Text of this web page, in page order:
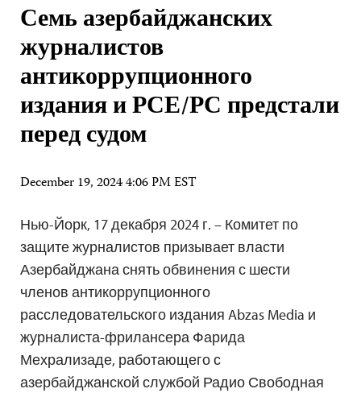
Семь азербайджанских
журналистов
антикоррупционного
издания и РСЕ/РС предстали
перед судом
December 19, 2024 4:06 PM EST
Нью-Йорк, 17 декабря 2024 г. – Комитет по
защите журналистов призывает власти
Азербайджана снять обвинения с шести
членов антикоррупционного
расследовательского издания Abzas Media и
журналиста-фрилансера Фарида
Мехрализаде, работающего с
азербайджанской службой Радио Свободная